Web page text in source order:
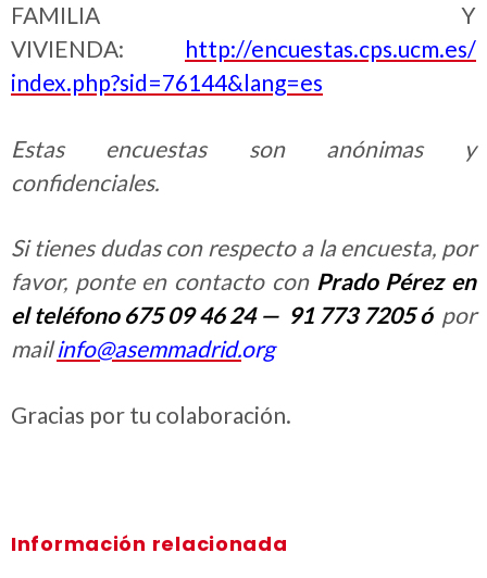
FAMILIA Y
VIVIENDA: http://encuestas.cps.ucm.es/
index.php?sid=76144&lang=es
Estas encuestas son anónimas y
confidenciales.
Si tienes dudas con respecto a la encuesta, por
favor, ponte en contacto con Prado Pérez en
el teléfono 675 09 46 24 — 91 773 7205 ó por
mailinfo@asemmadrid.org
Gracias por tu colaboración.
Información relacionada